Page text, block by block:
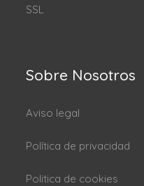
SSL
Sobre Nosotros
Aviso legal
Política de privacidad
Politica de cookies